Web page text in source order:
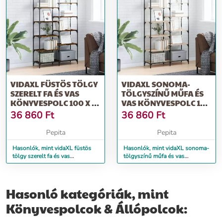
VIDAXL FÜSTÖS TÖLGY
SZERELT FA ÉS VAS
KÖNYVESPOLC 100 X 32
X 170 CM
36 860 Ft
Pepita
Hasonlók, mint vidaXL füstös
tölgy szerelt fa és vas
könyvespolc 100 x 32 x 170 cm
VIDAXL SONOMA-
TÖLGYSZÍNŰ MŰFA ÉS
VAS KÖNYVESPOLC 100
X 32 X 170 CM
36 860 Ft
Pepita
Hasonlók, mint vidaXL sonoma-
tölgyszínű műfa és vas
könyvespolc 100 x 32 x 170 cm
Hasonló kategóriák, mint
Könyvespolcok & Állópolcok: